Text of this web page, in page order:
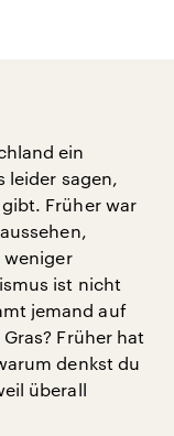
ein
leider sagen,
Früher war
weniger
ist nicht
jemand auf
Früher hat
denkst du
überall